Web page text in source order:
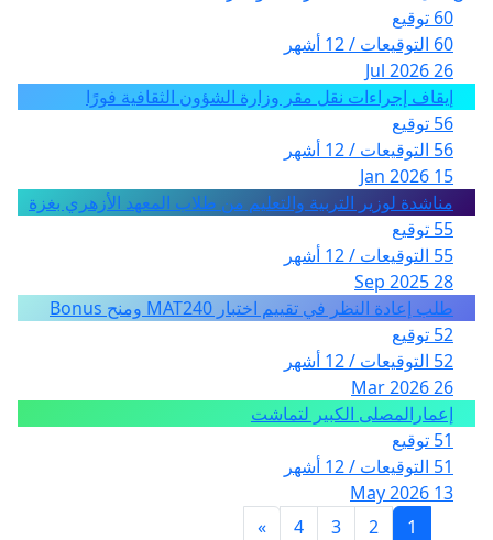
60 توقيع
60 التوقيعات / 12 أشهر
26 Jul 2026
إيقاف إجراءات نقل مقر وزارة الشؤون الثقافية فورًا
56 توقيع
56 التوقيعات / 12 أشهر
15 Jan 2026
مناشدة لوزير التربية والتعليم من طلاب المعهد الأزهري بغزة
55 توقيع
55 التوقيعات / 12 أشهر
28 Sep 2025
طلب إعادة النظر في تقييم اختبار MAT240 ومنح Bonus
52 توقيع
52 التوقيعات / 12 أشهر
26 Mar 2026
إعمارالمصلى الكبير لتماشت
51 توقيع
51 التوقيعات / 12 أشهر
13 May 2026
1
2
3
4
»